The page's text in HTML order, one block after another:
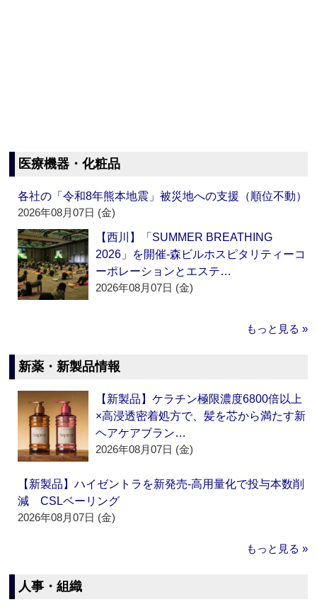
医療機器・化粧品
各社の「令和8年熊本地震」被災地への支援（順位不動）
2026年08月07日 (金)
【西川】「SUMMER BREATHING
2026」を開催‐森ビルホスピタリティーコ
ーポレーションとエステ…
2026年08月07日 (金)
もっと見る »
新薬・新製品情報
【新製品】ケラチン極限濃度6800倍以上
×高浸透密着処方で、髪を芯から満たす新
ヘアケアブラン…
2026年08月07日 (金)
【新製品】ハイゼントラを新発売‐高用量化で投与本数削
減 CSLベーリング
2026年08月07日 (金)
もっと見る »
人事・組織